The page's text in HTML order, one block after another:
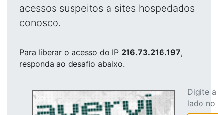
acessos suspeitos a sites hospedados
conosco.
Para liberar o acesso do IP 216.73.216.197,
responda ao desafio abaixo.
Digite
lado no